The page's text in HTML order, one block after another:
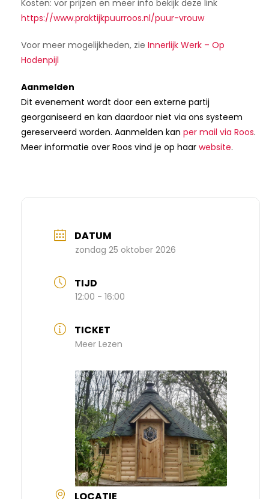
Kosten: vor prijzen en meer info bekijk deze link
https://www.praktijkpuurroos.nl/puur-vrouw
Voor meer mogelijkheden, zie Innerlijk Werk – Op
Hodenpijl
Aanmelden
Dit evenement wordt door een externe partij
georganiseerd en kan daardoor niet via ons systeem
gereserveerd worden. Aanmelden kan per mail via Roos.
Meer informatie over Roos vind je op haar website.
DATUM
zondag 25 oktober 2026
TIJD
12:00 - 16:00
TICKET
Meer Lezen
LOCATIE